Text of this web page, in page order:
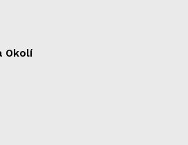
Okolí